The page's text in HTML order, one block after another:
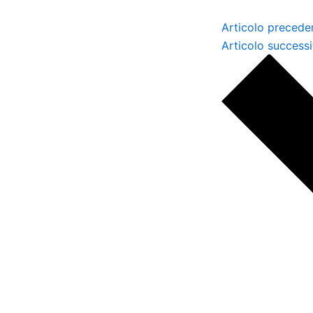
Articolo
Articolo